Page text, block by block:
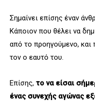
Σημαίνει επίσης έναν
Κάποιον που θέλει να
από το προηγούμενο, και
τον ο εαυτό του.
Επίσης, το να είσαι
ένας συνεχής αγώνας